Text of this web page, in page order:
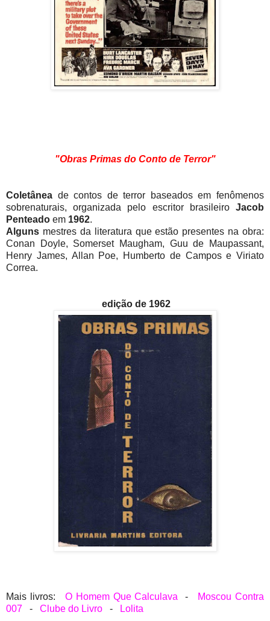
"Obras Primas do Conto de Terror"
Coletânea de contos de terror baseados em fenômenos
sobrenaturais, organizada pelo escritor brasileiroJacob
Penteado em 1962.
Alguns mestres da literatura que estão presentes na obra:
Conan Doyle, Somerset Maugham, Guu de Maupassant,
Henry James, Allan Poe, Humberto de Campos e Viriato
Correa.
edição de 1962
Mais livros:O Homem Que Calculava - Moscou Contra
007 - Clube do Livro - Lolita